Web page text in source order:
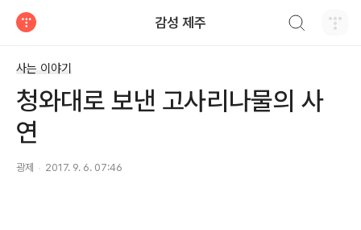
감성 제주
사는 이야기
청와대로 보낸 고사리나물의 사
연
광제 2017. 9. 6. 07:46